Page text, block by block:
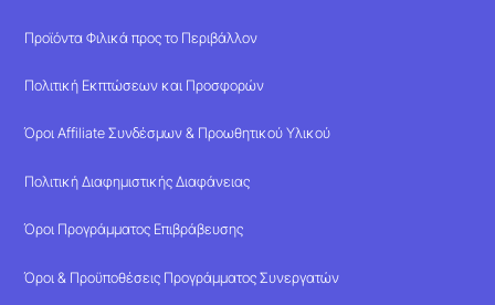
Προϊόντα Φιλικά προς το Περιβάλλον
Πολιτική Εκπτώσεων και Προσφορών
Όροι Affiliate Συνδέσμων & Προωθητικού Υλικού
Πολιτική Διαφημιστικής Διαφάνειας
Όροι Προγράμματος Επιβράβευσης
Όροι & Προϋποθέσεις Προγράμματος Συνεργατών